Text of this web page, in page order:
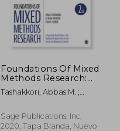
Foundations Of Mixed
Methods Research:
Integrating
Quantitative And
Approaches In The
Social And Behavioral
Tashakkori, Abbas M. ;
Teddlie, Charles B.
Sage Publications, Inc,
2020, Tapa Blanda, Nuevo